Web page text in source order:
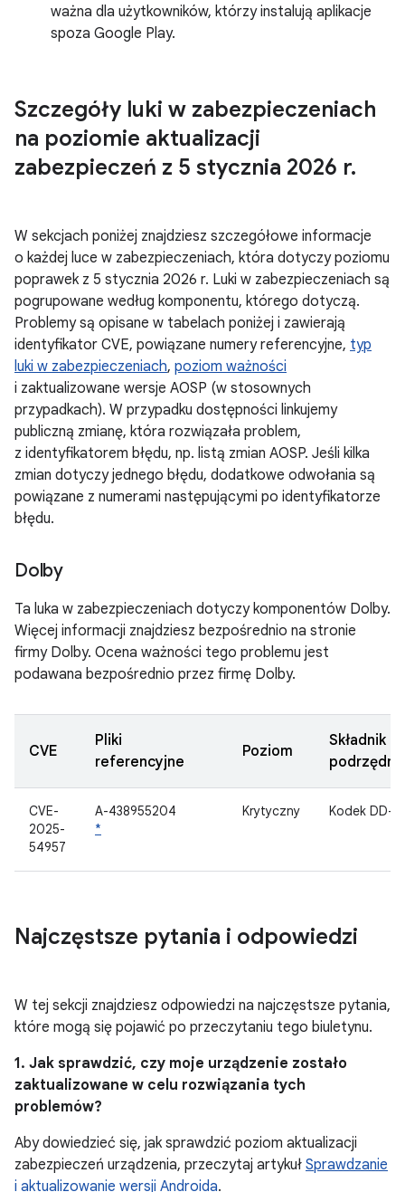
ważna dla użytkowników, którzy instalują aplikacje
spoza Google Play.
Szczegóły luki w zabezpieczeniach
na poziomie aktualizacji
zabezpieczeń z 5 stycznia 2026 r.
W sekcjach poniżej znajdziesz szczegółowe informacje
o każdej luce w zabezpieczeniach, która dotyczy poziomu
poprawek z 5 stycznia 2026 r. Luki w zabezpieczeniach są
pogrupowane według komponentu, którego dotyczą.
Problemy są opisane w tabelach poniżej i zawierają
identyfikator CVE, powiązane numery referencyjne, typ
luki w zabezpieczeniach, poziom ważności
i zaktualizowane wersje AOSP (w stosownych
przypadkach). W przypadku dostępności linkujemy
publiczną zmianę, która rozwiązała problem,
z identyfikatorem błędu, np. listą zmian AOSP. Jeśli kilka
zmian dotyczy jednego błędu, dodatkowe odwołania są
powiązane z numerami następującymi po identyfikatorze
błędu.
Dolby
Ta luka w zabezpieczeniach dotyczy komponentów Dolby.
Więcej informacji znajdziesz bezpośrednio na stronie
firmy Dolby. Ocena ważności tego problemu jest
podawana bezpośrednio przez firmę Dolby.
CVE
Pliki
referencyjne
Poziom
Składnik
podrzędny
CVE-
2025-
54957
A-438955204
*
Krytyczny Kodek DD+
Najczęstsze pytania i odpowiedzi
W tej sekcji znajdziesz odpowiedzi na najczęstsze pytania,
które mogą się pojawić po przeczytaniu tego biuletynu.
1. Jak sprawdzić, czy moje urządzenie zostało
zaktualizowane w celu rozwiązania tych
problemów?
Aby dowiedzieć się, jak sprawdzić poziom aktualizacji
zabezpieczeń urządzenia, przeczytaj artykuł Sprawdzanie
i aktualizowanie wersji Androida.